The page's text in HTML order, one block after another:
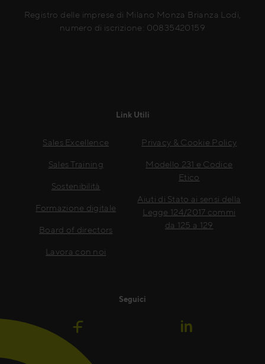
Registro delle imprese di Milano Monza Brianza Lodi,
numero di iscrizione: 00835420159
Link Utili
Sales Excellence
Sales Training
Sostenibilità
Formazione digitale
Board of directors
Lavora con noi
Privacy & Cookie Policy
Modello 231 e Codice
Etico
Aiuti di Stato ai sensi della
Legge 124/2017 commi
da 125 a 129
Seguici